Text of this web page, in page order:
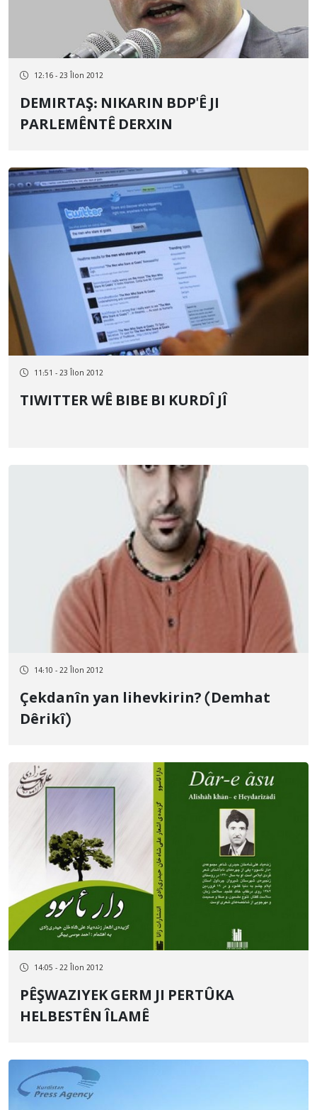
12:16 - 23 Îlon 2012
DEMIRTAŞ: NIKARIN BDP'Ê JI
PARLEMÊNTÊ DERXIN
11:51 - 23 Îlon 2012
TIWITTER WÊ BIBE BI KURDÎ JÎ
14:10 - 22 Îlon 2012
Çekdanîn yan lihevkirin? (Demhat
Dêrikî)
14:05 - 22 Îlon 2012
PÊŞWAZIYEK GERM JI PERTÛKA
HELBESTÊN ÎLAMÊ